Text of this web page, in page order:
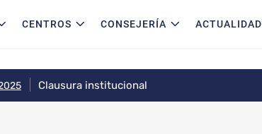
CENTROS CONSEJERÍA ACTUALIDAD
Clausura institucional